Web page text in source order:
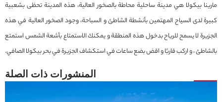
مارينا بيكولا هي مدينة ساحلية محاطة بالصخور العالية، هذه المدينة تحظى بشعبية
كبيرة لدى السياح المهتمين بأنشطة الشاطئ و السباحة، وجود الصخور العالية في هذه
الجزيرة لا يسمح للرياح بدخول هذه المنطقة و يمكنك الاستمتاع بأشعة الشمس استمتع
بالشاطئ ، و اركب قاربًا و اقض بضع ساعات في استكشاف الجزيرة في بحر بيكولا الصافي.